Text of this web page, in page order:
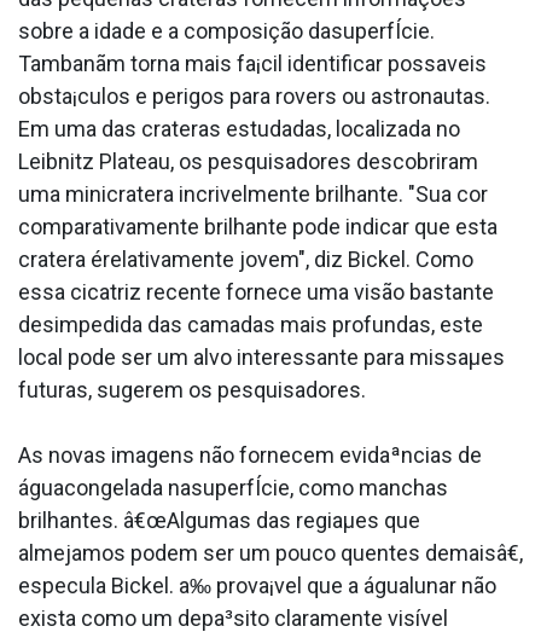
sobre a idade e a composição dasuperfÍcie.
Tambanãm torna mais fa¡cil identificar possa­veis
obsta¡culos e perigos para rovers ou astronautas.
Em uma das crateras estudadas, localizada no
Leibnitz Plateau, os pesquisadores descobriram
uma minicratera incrivelmente brilhante. "Sua cor
comparativamente brilhante pode indicar que esta
cratera érelativamente jovem", diz Bickel. Como
essa cicatriz recente fornece uma visão bastante
desimpedida das camadas mais profundas, este
local pode ser um alvo interessante para missaµes
futuras, sugerem os pesquisadores.
As novas imagens não fornecem evidaªncias de
águacongelada nasuperfÍcie, como manchas
brilhantes. â€œAlgumas das regiaµes que
almejamos podem ser um pouco quentes demaisâ€,
especula Bickel. a‰ prova¡vel que a águalunar não
exista como um depa³sito claramente visível